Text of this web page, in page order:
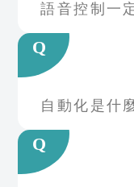
語音控制一
Q
自動化是什
Q